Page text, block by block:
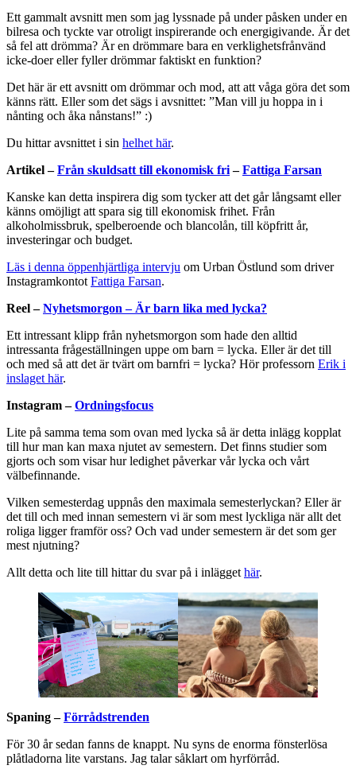
Ett gammalt avsnitt men som jag lyssnade på under påsken under en
bilresa och tyckte var otroligt inspirerande och energigivande. Är det
så fel att drömma? Är en drömmare bara en verklighetsfrånvänd
icke-doer eller fyller drömmar faktiskt en funktion?
Det här är ett avsnitt om drömmar och mod, att att våga göra det som
känns rätt. Eller som det sägs i avsnittet: ”Man vill ju hoppa in i
nånting och åka nånstans!” :)
Du hittar avsnittet i sin helhet här.
Artikel –Från skuldsatt till ekonomisk fri–Fattiga Farsan
Kanske kan detta inspirera dig som tycker att det går långsamt eller
känns omöjligt att spara sig till ekonomisk frihet. Från
alkoholmissbruk, spelberoende och blancolån, till köpfritt år,
investeringar och budget.
Läs i denna öppenhjärtliga intervju om Urban Östlund som driver
Instagramkontot Fattiga Farsan.
Reel –Nyhetsmorgon – Är barn lika med lycka?
Ett intressant klipp från nyhetsmorgon som hade den alltid
intressanta frågeställningen uppe om barn = lycka. Eller är det till
och med så att det är tvärt om barnfri = lycka? Hör professorn Erik i
inslaget här.
Instagram –Ordningsfocus
Lite på samma tema som ovan med lycka så är detta inlägg kopplat
till hur man kan maxa njutet av semestern. Det finns studier som
gjorts och som visar hur ledighet påverkar vår lycka och vårt
välbefinnande.
Vilken semesterdag uppnås den maximala semesterlyckan? Eller är
det till och med innan semestern vi är som mest lyckliga när allt det
roliga ligger framför oss? Och vad under semestern är det som ger
mest njutning?
Allt detta och lite till hittar du svar på i inlägget här.
Spaning –Förrådstrenden
För 30 år sedan fanns de knappt. Nu syns de enorma fönsterlösa
plåtladorna lite varstans. Jag talar såklart om hyrförråd.